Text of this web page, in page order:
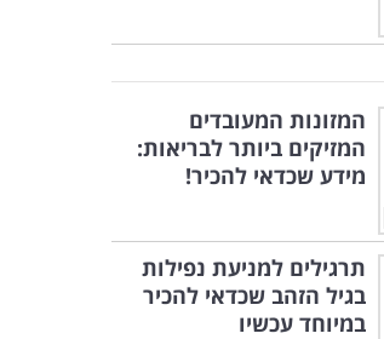
המזונות המעובדים
המזיקים ביותר לבריאות:
מידע שכדאי להכיר!
תרגילים למניעת נפילות
בגיל הזהב שכדאי להכיר
במיוחד עכשיו